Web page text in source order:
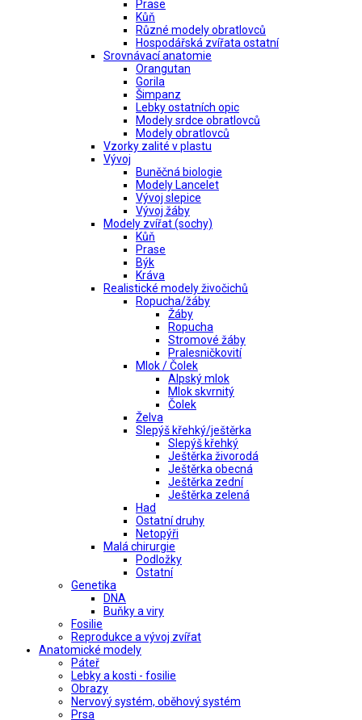
Prase
Kůň
Různé modely obratlovců
Hospodářská zvířata ostatní
Srovnávací anatomie
Orangutan
Gorila
Šimpanz
Lebky ostatních opic
Modely srdce obratlovců
Modely obratlovců
Vzorky zalité v plastu
Vývoj
Buněčná biologie
Modely Lancelet
Vývoj slepice
Vývoj žáby
Modely zvířat (sochy)
Kůň
Prase
Býk
Kráva
Realistické modely živočichů
Ropucha/žáby
Žáby
Ropucha
Stromové žáby
Pralesničkovití
Mlok / Čolek
Alpský mlok
Mlok skvrnitý
Čolek
Želva
Slepýš křehký/ještěrka
Slepýš křehký
Ještěrka živorodá
Ještěrka obecná
Ještěrka zední
Ještěrka zelená
Had
Ostatní druhy
Netopýři
Malá chirurgie
Podložky
Ostatní
Genetika
DNA
Buňky a viry
Fosilie
Reprodukce a vývoj zvířat
Anatomické modely
Páteř
Lebky a kosti - fosilie
Obrazy
Nervový systém, oběhový systém
Prsa